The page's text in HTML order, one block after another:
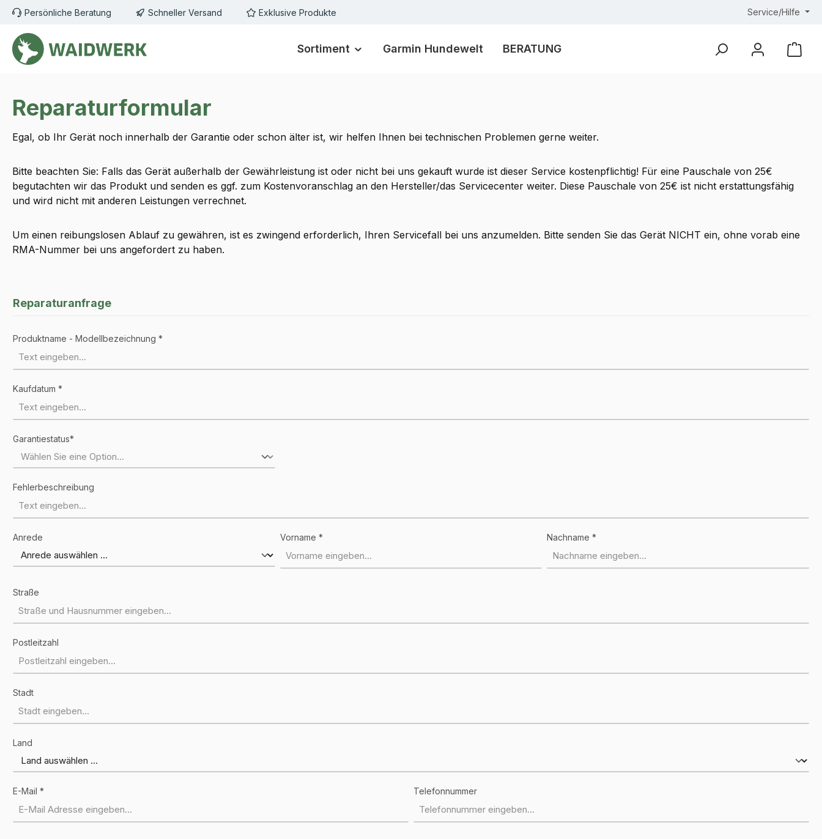
Hauptinhalt springen
Zur Suche springen
Zur Hauptnavigation springen
Persönliche Beratung Schneller Versand Exklusive Produkte Service/Hilfe
Sortiment Garmin Hundewelt BERATUNG
Reparaturformular
Egal, ob Ihr Gerät noch innerhalb der Garantie oder schon älter ist, wir helfen Ihnen bei technischen Problemen gerne weiter.
Bitte beachten Sie: Falls das Gerät außerhalb der Gewährleistung ist oder nicht bei uns gekauft wurde ist dieser Service kostenpflichtig! Für eine Pauschale von 25€
begutachten wir das Produkt und senden es ggf. zum Kostenvoranschlag an den Hersteller/das Servicecenter weiter. Diese Pauschale von 25€ ist nicht erstattungsfähig
und wird nicht mit anderen Leistungen verrechnet.
Um einen reibungslosen Ablauf zu gewähren, ist es zwingend erforderlich, Ihren Servicefall bei uns anzumelden. Bitte senden Sie das Gerät NICHT ein, ohne vorab eine
RMA-Nummer bei uns angefordert zu haben.
Reparaturanfrage
Produktname - Modellbezeichnung *
Kaufdatum *
Garantiestatus*
Fehlerbeschreibung
Anrede Vorname * Nachname *
Straße
Postleitzahl
Stadt
Land
E-Mail * Telefonnummer